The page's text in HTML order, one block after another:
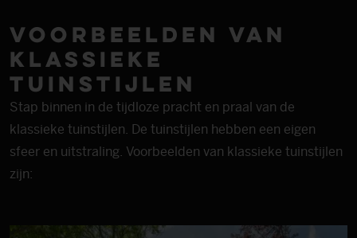
Voorbeelden van
klassieke
tuinstijlen
Stap binnen in de tijdloze pracht en praal van de
klassieke tuinstijlen. De tuinstijlen hebben een eigen
sfeer en uitstraling. Voorbeelden van klassieke tuinstijlen
zijn: